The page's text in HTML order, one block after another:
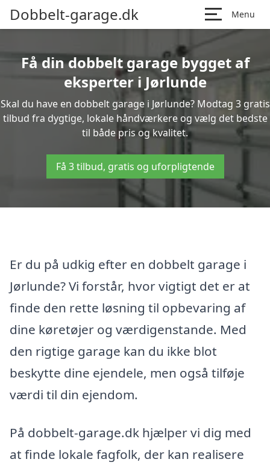
Dobbelt-garage.dk Menu
Få din dobbelt garage bygget af
eksperter i Jørlunde
Skal du have en dobbelt garage i Jørlunde? Modtag 3 gratis
tilbud fra dygtige, lokale håndværkere og vælg det bedste
til både pris og kvalitet.
Få 3 tilbud, gratis og uforpligtende
Er du på udkig efter en dobbelt garage i
Jørlunde? Vi forstår, hvor vigtigt det er at
finde den rette løsning til opbevaring af
dine køretøjer og værdigenstande. Med
den rigtige garage kan du ikke blot
beskytte dine ejendele, men også tilføje
værdi til din ejendom.
På dobbelt-garage.dk hjælper vi dig med
at finde lokale fagfolk, der kan realisere